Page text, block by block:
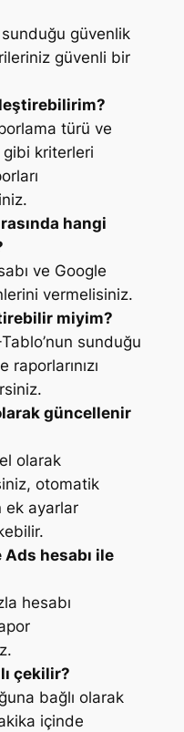
sunduğu güvenlik
güvenli bir
türü ve
kriterleri
hangi
ve Google
vermelisiniz.
miyim?
sunduğu
raporlarınızı
güncellenir
olarak
otomatik
ek ayarlar
hesabı ile
hesabı
çekilir?
bağlı olarak
içinde